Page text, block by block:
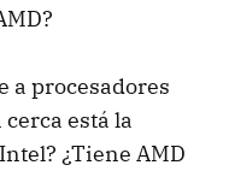
a procesadores
está la
¿Tiene AMD